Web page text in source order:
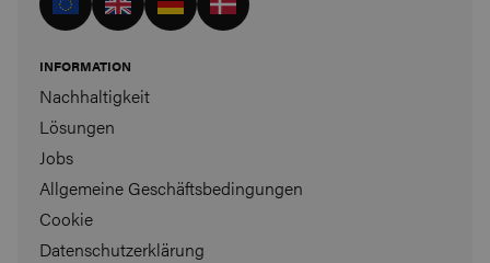
INFORMATION
Nachhaltigkeit
Lösungen
Jobs
Allgemeine Geschäftsbedingungen
Cookie
Datenschutzerklärung